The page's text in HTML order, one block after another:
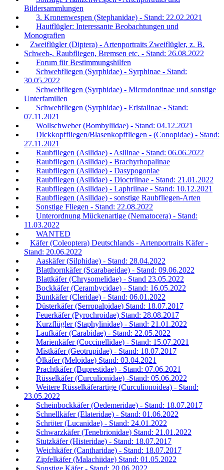
Bildersammlungen
3. Kronenwespen (Stephanidae) - Stand: 22.02.2021
Hautflügler: Interessante Beobachtungen und
Monografien
Zweiflügler (Diptera) - Artenportraits Zweiflügler, z. B.
Schweb-, Raubfliegen, Bremsen etc. - Stand: 26.08.2022
Forum für Bestimmungshilfen
Schwebfliegen (Syrphidae) - Syrphinae - Stand:
30.05.2022
Schwebfliegen (Syrphidae) - Microdontinae und sonstige
Unterfamilien
Schwebfliegen (Syrphidae) - Eristalinae - Stand:
07.11.2021
Wollschweber (Bombyliidae) - Stand: 04.12.2021
Dickkopffliegen/Blasenkopffliegen - (Conopidae) - Stand:
27.11.2021
Raubfliegen (Asilidae) - Asilinae - Stand: 06.06.2022
Raubfliegen (Asilidae) - Brachyrhopalinae
Raubfliegen (Asilidae) - Dasypogoniae
Raubfliegen (Asilidae) - Dioctriinae - Stand: 21.01.2022
Raubfliegen (Asilidae) - Laphriinae - Stand: 10.12.2021
Raubfliegen (Asilidae) - sonstige Raubfliegen-Arten
Sonstige Fliegen - Stand: 22.08.2022
Unterordnung Mückenartige (Nematocera) - Stand:
11.03.2022
WANTED
Käfer (Coleoptera) Deutschlands - Artenportraits Käfer -
Stand: 20.06.2022
Aaskäfer (Silphidae) - Stand: 28.04.2022
Blatthornkäfer (Scarabaeidae) - Stand: 09.06.2022
Blattkäfer (Chrysomelidae) - Stand 23.05.2022
Bockkäfer (Cerambycidae) - Stand: 16.05.2022
Buntkäfer (Cleridae) - Stand: 06.01.2022
Düsterkäfer (Serropalpidae) Stand: 18.07.2017
Feuerkäfer (Pyrochroidae) Stand: 28.08.2017
Kurzflügler (Staphylinidae) - Stand: 21.01.2022
Laufkäfer (Carabidae) - Stand: 22.05.2022
Marienkäfer (Coccinellidae) - Stand: 15.07.2021
Mistkäfer (Geotrupidae) - Stand: 18.07.2017
Ölkäfer (Meloidae) Stand: 03.04.2021
Prachtkäfer (Buprestidae) - Stand: 07.06.2021
Rüsselkäfer (Curculionidae) -Stand: 05.06.2022
Weitere Rüsselkäferartige (Curculionoidea) - Stand:
23.05.2022
Scheinbockkäfer (Oedemeridae) - Stand: 18.07.2017
Schnellkäfer (Elateridae) - Stand: 01.06.2022
Schröter (Lucanidae) - Stand: 24.01.2022
Schwarzkäfer (Tenebrionidae) Stand: 21.01.2022
Stutzkäfer (Histeridae) - Stand: 18.07.2017
Weichkäfer (Cantharidae) - Stand: 18.07.2017
Zipfelkäfer (Malachiidae) Stand: 01.05.2022
Sonstige Käfer - Stand: 20.06.2022